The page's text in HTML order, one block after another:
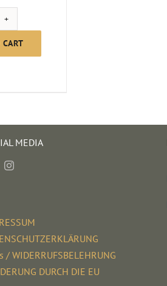
MEDIA
/ WIDERRUFSBELEHRUNG
DURCH DIE EU